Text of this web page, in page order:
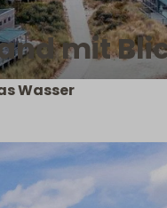
mit
Wasser